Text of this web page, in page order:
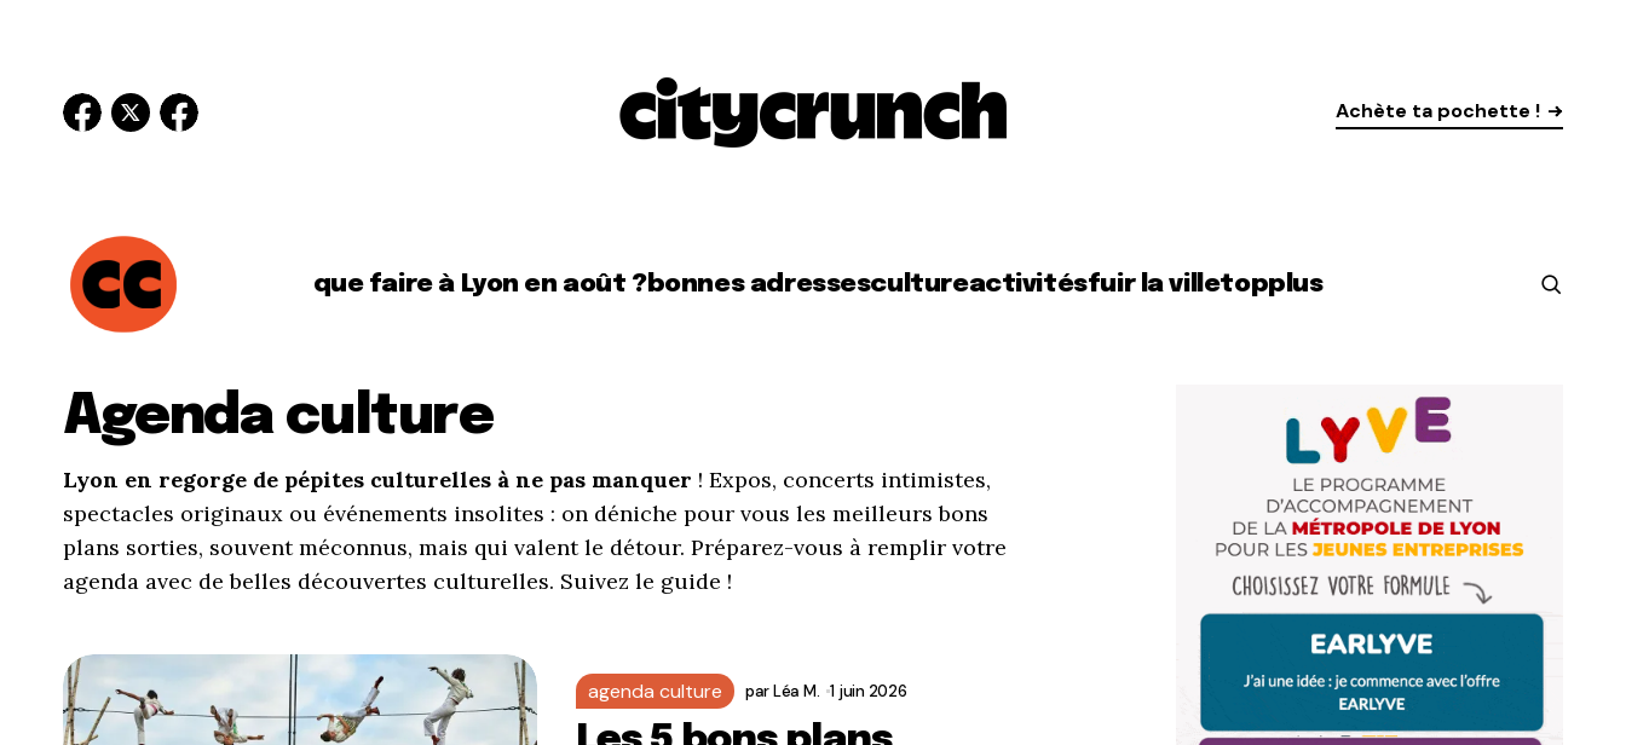
Achète ta pochette !
que faire à Lyon en août ?bonnes adressescultureactivitésfuir la villetopplus
Agenda culture
Lyon en regorge de pépites culturelles à ne pas manquer ! Expos, concerts intimistes,
spectacles originaux ou événements insolites : on déniche pour vous les meilleurs bons
plans sorties, souvent méconnus, mais qui valent le détour. Préparez-vous à remplir votre
agenda avec de belles découvertes culturelles. Suivez le guide !
agenda culture parLéa M. 1 juin 2026